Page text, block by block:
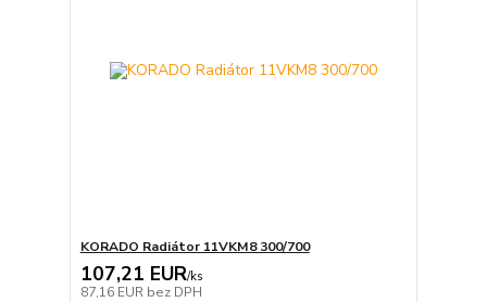
KORADO Radiátor 11VKM8 300/700
107,21 EUR/ks
87,16 EUR bez DPH